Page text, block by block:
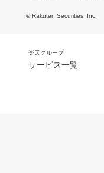
© Rakuten Securities, Inc.
楽天グループ
サービス一覧